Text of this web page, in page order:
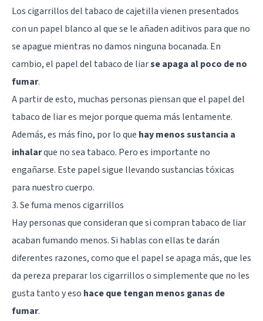
Los cigarrillos del tabaco de cajetilla vienen presentados
con un papel blanco al que se le añaden aditivos para que no
se apague mientras no damos ninguna bocanada. En
cambio, el papel del tabaco de liarse apaga al poco de no
fumar.
A partir de esto, muchas personas piensan que el papel del
tabaco de liar es mejor porque quema más lentamente.
Además, es más fino, por lo que hay menos sustancia a
inhalarque no sea tabaco. Pero es importante no
engañarse. Este papel sigue llevando sustancias tóxicas
para nuestro cuerpo.
3. Se fuma menos cigarrillos
Hay personas que consideran que si compran tabaco de liar
acaban fumando menos. Si hablas con ellas te darán
diferentes razones, como que el papel se apaga más, que les
da pereza preparar los cigarrillos o simplemente que no les
gusta tanto y eso hace que tengan menos ganas de
fumar.